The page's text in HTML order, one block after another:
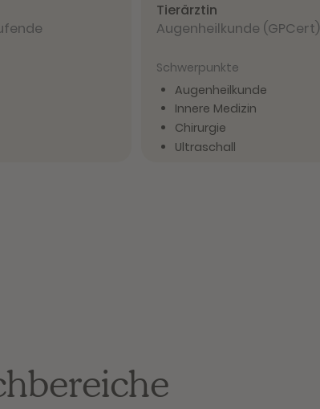
Tierärztin
Augenheilkunde (GPCert)
Schwerpunkte
Augenheilkunde
Innere Medizin
Chirurgie
Ultraschall